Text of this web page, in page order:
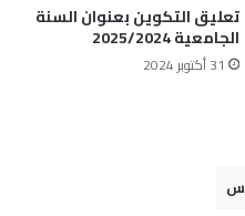
تعليق التكوين بعنوان السنة
الجامعية 2025/2024
31 أكتوبر 2024
س